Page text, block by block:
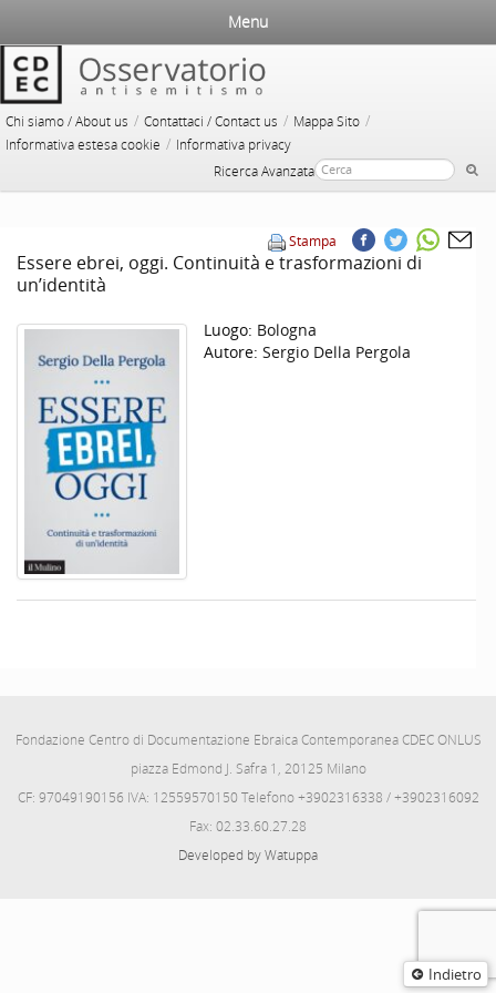
Chi siamo / About us / Contattaci / Contact us / Mappa Sito /
Informativa estesa cookie / Informativa privacy
Ricerca Avanzata
Menu
Indietro
Stampa
Essere ebrei, oggi. Continuità e trasformazioni di
un’identità
Luogo: Bologna
Autore: Sergio Della Pergola
Fondazione Centro di Documentazione Ebraica Contemporanea CDEC ONLUS
piazza Edmond J. Safra 1, 20125 Milano
CF: 97049190156 IVA: 12559570150 Telefono +3902316338 / +3902316092
Fax: 02.33.60.27.28
Developed by Watuppa